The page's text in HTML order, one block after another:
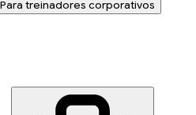
Para treinadores corporativos